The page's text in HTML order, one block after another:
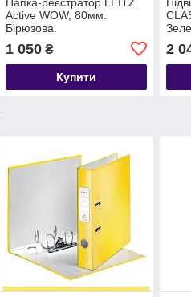
Active WOW, 80мм.
Бірюзова.
1 050₴
Купити
2